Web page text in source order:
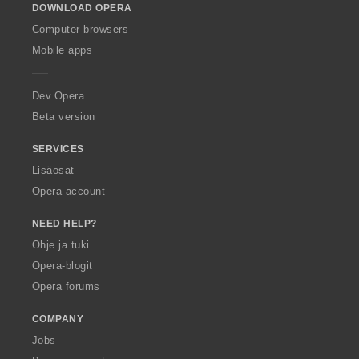
w
O
p
a
DOWNLOAD OPERA
Computer browsers
Mobile apps
Dev.Opera
Beta version
SERVICES
Lisäosat
Opera account
NEED HELP?
Ohje ja tuki
Opera-blogit
Opera forums
COMPANY
Jobs